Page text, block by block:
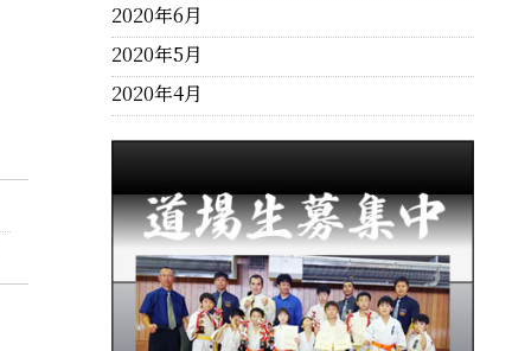
2020年6月
2020年5月
2020年4月